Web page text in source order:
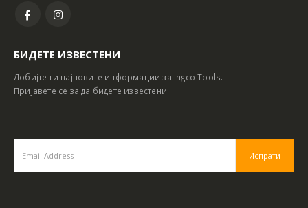
БИДЕТЕ ИЗВЕСТЕНИ
Добијте ги најновите информации за Ingco Tools.
Пријавете се за да бидете известени.